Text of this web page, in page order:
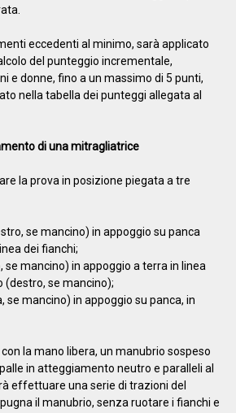
eccedenti al minimo, sarà applicato
del punteggio incrementale,
e donne, fino a un massimo di 5 punti,
nella tabella dei punteggi allegata al
di una mitragliatrice
la prova in posizione piegata a tre
se mancino) in appoggio su panca
dei fianchi;
se mancino) in appoggio a terra in linea
(destro, se mancino);
se mancino) in appoggio su panca, in
la mano libera, un manubrio sospeso
in atteggiamento neutro e paralleli al
effettuare una serie di trazioni del
il manubrio, senza ruotare i fianchi e